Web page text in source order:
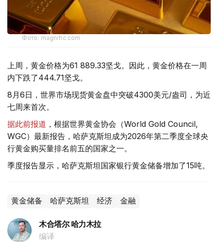
Фото: magnific.com
上周，黄金价格为61 889.33坚戈。因此，黄金价格在一周
内下跌了444.71坚戈。
8月6日，世界市场现货黄金盘中突破4300美元/盎司，为近
七周来首次。
据此前报道 ，根据世界黄金协会（World Gold Council,
WGC）最新报告，哈萨克斯坦成为2026年第二季度全球央
行黄金购买量排名前五的国家之一。
季度报告显示，哈萨克斯坦国家银行黄金储备增加了15吨。
黄金储备 哈萨克斯坦 经济 金融
木合塔尔 哈力木拉
编译